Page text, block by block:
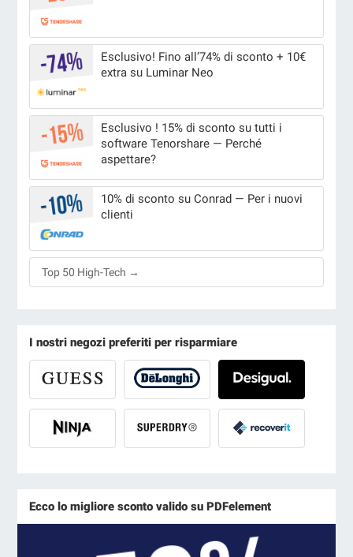
Esclusivo! Fino all’74% di sconto + 10€
extra su Luminar Neo
Esclusivo ! 15% di sconto su tutti i
software Tenorshare — Perché
aspettare?
10% di sconto su Conrad — Per i nuovi
clienti
Top 50 High-Tech →
I nostri negozi preferiti per risparmiare
Ecco lo migliore sconto valido su PDFelement